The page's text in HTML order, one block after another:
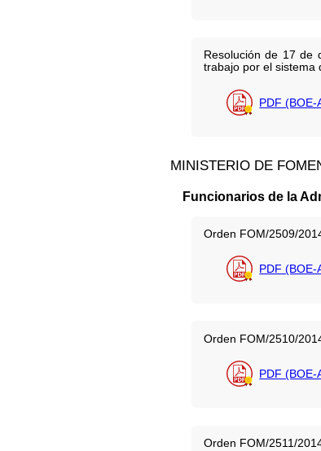
Resolución de 17 de
trabajo por el sistema
PDF (BOE-
MINISTERIO DE
Funcionarios de la
Orden FOM/2509/
PDF (BOE-
Orden FOM/2510/
PDF
Orden FOM/2511/